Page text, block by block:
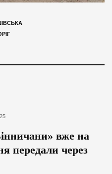
вже на
передали через